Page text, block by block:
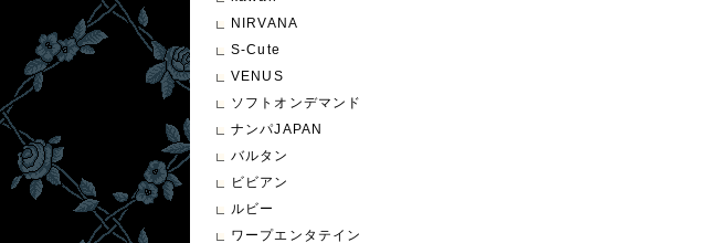
NIRVANA
S-Cute
VENUS
ソフトオンデマンド
ナンパJAPAN
バルタン
ビビアン
ルビー
ワープエンタテイン